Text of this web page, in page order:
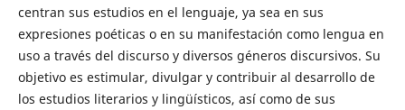
centran sus estudios en el lenguaje, ya sea en sus
expresiones poéticas o en su manifestación como lengua en
uso a través del discurso y diversos géneros discursivos. Su
objetivo es estimular, divulgar y contribuir al desarrollo de
los estudios literarios y lingüísticos, así como de sus